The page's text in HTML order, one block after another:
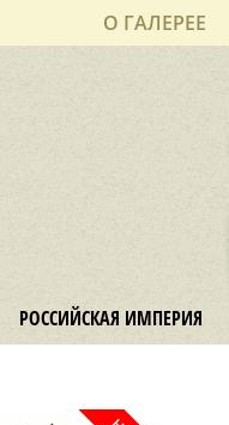
О ГАЛЕРЕЕ
РОССИЙСКАЯ ИМПЕРИЯ